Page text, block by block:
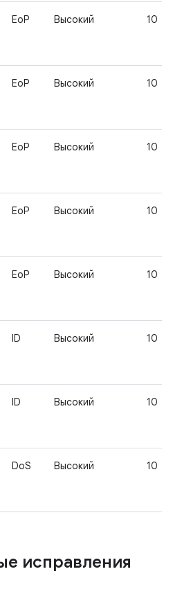
EoP Высокий 10
EoP Высокий 10
EoP Высокий 10
EoP Высокий 10
EoP Высокий 10
ID Высокий 10
ID Высокий 10
DoS Высокий 10
исправления